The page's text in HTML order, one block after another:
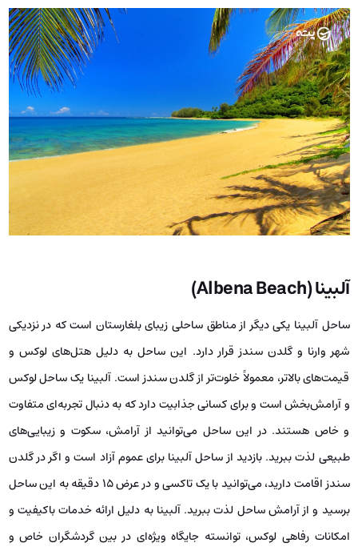
آلبینا (Albena Beach)
ساحل آلبینا یکی دیگر از مناطق ساحلی زیبای بلغارستان است که در نزدیکی
شهر وارنا و گلدن سندز قرار دارد. این ساحل به دلیل هتل‌های لوکس و
قیمت‌های بالاتر، معمولاً خلوت‌تر از گلدن سندز است. آلبینا یک ساحل لوکس
و آرامش‌بخش است و برای کسانی جذابیت دارد که به دنبال تجربه‌ای متفاوت
و خاص هستند. در این ساحل می‌توانید از آرامش، سکوت و زیبایی‌های
طبیعی لذت ببرید. بازدید از ساحل آلبینا برای عموم آزاد است و اگر در گلدن
سندز اقامت دارید، می‌توانید با یک تاکسی و در عرض ۱۵ دقیقه به این ساحل
برسید و از آرامش ساحل لذت ببرید. آلبینا به دلیل ارائه خدمات باکیفیت و
امکانات رفاهی لوکس، توانسته جایگاه ویژه‌ای در بین گردشگران خاص و